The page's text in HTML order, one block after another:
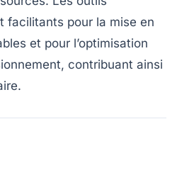
facilitants pour la mise en
et pour l’optimisation
contribuant ainsi
.